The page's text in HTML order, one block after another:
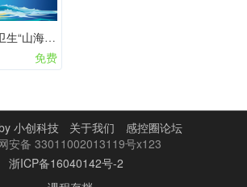
“2025 年浙江省医疗卫生“山海”提升 工程-感控能力提升培训班”
免费
小创科技 关于我们
感控圈论坛
安备 33011002013119号x123
浙ICP备16040142号-2